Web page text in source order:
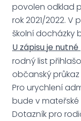
povolen odklad
rok 2021/2022.
školní docházky
U zápisu je
rodný list
občanský
Pro urychlení
bude v
Dotazník pro